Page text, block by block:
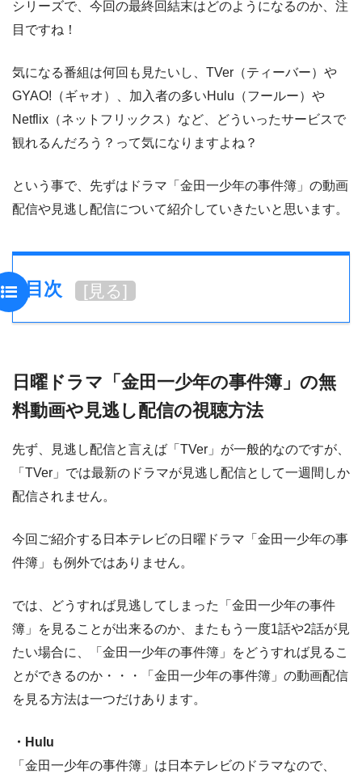
シリーズで、今回の最終回結末はどのようになるのか、注
目ですね！
気になる番組は何回も見たいし、TVer（ティーバー）や
GYAO!（ギャオ）、加入者の多いHulu（フールー）や
Netflix（ネットフリックス）など、どういったサービスで
観れるんだろう？って気になりますよね？
という事で、先ずはドラマ「金田一少年の事件簿」の動画
配信や見逃し配信について紹介していきたいと思います。
目次 [見る]
日曜ドラマ「金田一少年の事件簿」の無
料動画や見逃し配信の視聴方法
先ず、見逃し配信と言えば「TVer」が一般的なのですが、
「TVer」では最新のドラマが見逃し配信として一週間しか
配信されません。
今回ご紹介する日本テレビの日曜ドラマ「金田一少年の事
件簿」も例外ではありません。
では、どうすれば見逃してしまった「金田一少年の事件
簿」を見ることが出来るのか、またもう一度1話や2話が見
たい場合に、「金田一少年の事件簿」をどうすれば見るこ
とができるのか・・・「金田一少年の事件簿」の動画配信
を見る方法は一つだけあります。
・Hulu
「金田一少年の事件簿」は日本テレビのドラマなので、